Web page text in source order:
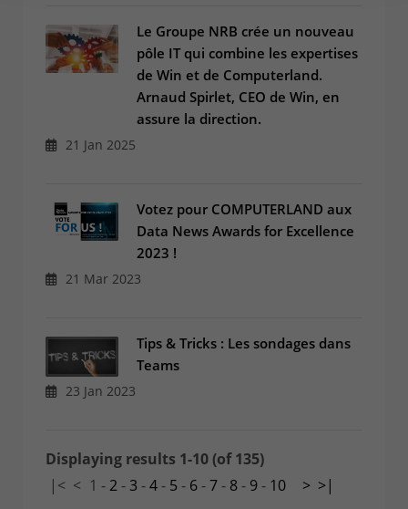
Le Groupe NRB crée un nouveau
pôle IT qui combine les expertises
de Win et de Computerland.
Arnaud Spirlet, CEO de Win, en
assure la direction.
21 Jan 2025
Votez pour COMPUTERLAND aux
Data News Awards for Excellence
2023 !
21 Mar 2023
Tips & Tricks : Les sondages dans
Teams
23 Jan 2023
Displaying results 1-10 (of 135)
|< < 1 - 2- 3 -4- 5 - 6-7- 8- 9- 10 > >|